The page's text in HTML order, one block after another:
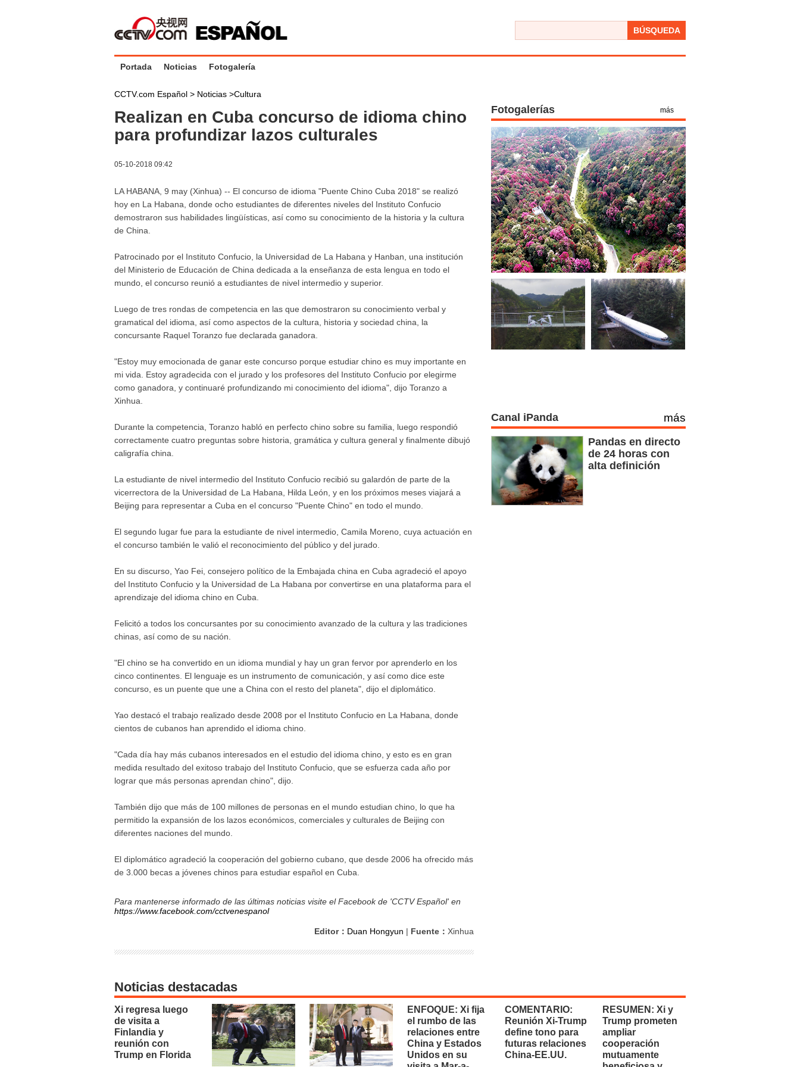
BÚSQUEDA
Portada Noticias Fotogalería
CCTV.com Español > Noticias >Cultura
Realizan en Cuba concurso de idioma chino
para profundizar lazos culturales
05-10-2018 09:42
LA HABANA, 9 may (Xinhua) -- El concurso de idioma "Puente Chino Cuba 2018" se realizó
hoy en La Habana, donde ocho estudiantes de diferentes niveles del Instituto Confucio
demostraron sus habilidades lingüísticas, así como su conocimiento de la historia y la cultura
de China.
Patrocinado por el Instituto Confucio, la Universidad de La Habana y Hanban, una institución
del Ministerio de Educación de China dedicada a la enseñanza de esta lengua en todo el
mundo, el concurso reunió a estudiantes de nivel intermedio y superior.
Luego de tres rondas de competencia en las que demostraron su conocimiento verbal y
gramatical del idioma, así como aspectos de la cultura, historia y sociedad china, la
concursante Raquel Toranzo fue declarada ganadora.
"Estoy muy emocionada de ganar este concurso porque estudiar chino es muy importante en
mi vida. Estoy agradecida con el jurado y los profesores del Instituto Confucio por elegirme
como ganadora, y continuaré profundizando mi conocimiento del idioma", dijo Toranzo a
Xinhua.
Durante la competencia, Toranzo habló en perfecto chino sobre su familia, luego respondió
correctamente cuatro preguntas sobre historia, gramática y cultura general y finalmente dibujó
caligrafía china.
La estudiante de nivel intermedio del Instituto Confucio recibió su galardón de parte de la
vicerrectora de la Universidad de La Habana, Hilda León, y en los próximos meses viajará a
Beijing para representar a Cuba en el concurso "Puente Chino" en todo el mundo.
El segundo lugar fue para la estudiante de nivel intermedio, Camila Moreno, cuya actuación en
el concurso también le valió el reconocimiento del público y del jurado.
En su discurso, Yao Fei, consejero político de la Embajada china en Cuba agradeció el apoyo
del Instituto Confucio y la Universidad de La Habana por convertirse en una plataforma para el
aprendizaje del idioma chino en Cuba.
Felicitó a todos los concursantes por su conocimiento avanzado de la cultura y las tradiciones
chinas, así como de su nación.
"El chino se ha convertido en un idioma mundial y hay un gran fervor por aprenderlo en los
cinco continentes. El lenguaje es un instrumento de comunicación, y así como dice este
concurso, es un puente que une a China con el resto del planeta", dijo el diplomático.
Yao destacó el trabajo realizado desde 2008 por el Instituto Confucio en La Habana, donde
cientos de cubanos han aprendido el idioma chino.
"Cada día hay más cubanos interesados en el estudio del idioma chino, y esto es en gran
medida resultado del exitoso trabajo del Instituto Confucio, que se esfuerza cada año por
lograr que más personas aprendan chino", dijo.
También dijo que más de 100 millones de personas en el mundo estudian chino, lo que ha
permitido la expansión de los lazos económicos, comerciales y culturales de Beijing con
diferentes naciones del mundo.
El diplomático agradeció la cooperación del gobierno cubano, que desde 2006 ha ofrecido más
de 3.000 becas a jóvenes chinos para estudiar español en Cuba.
Para mantenerse informado de las últimas noticias visite el Facebook de 'CCTV Español' en
https://www.facebook.com/cctvenespanol
Editor： Duan Hongyun | Fuente： Xinhua
Fotogalerías más
Canal iPanda más
Pandas en directo
de 24 horas con
alta definición
Noticias destacadas
Xi regresa luego
de visita a
Finlandia y
reunión con
Trump en Florida
ENFOQUE: Xi fija
el rumbo de las
relaciones entre
China y Estados
Unidos en su
COMENTARIO:
Reunión Xi-Trump
define tono para
futuras relaciones
China-EE.UU.
RESUMEN: Xi y
Trump prometen
ampliar
cooperación
mutuamente